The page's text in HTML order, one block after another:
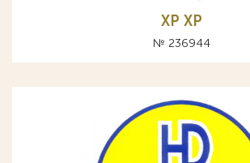
ХР XP
№ 236944